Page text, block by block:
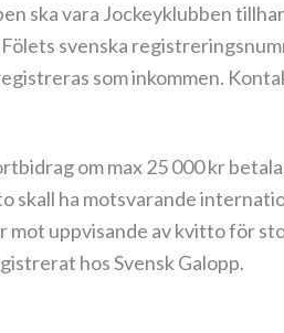
ska vara Jockeyklubben
svenska
som inkommen.
om max 25 000 kr
skall ha motsvarande
uppvisande av kvitto för
hos Svensk Galopp.